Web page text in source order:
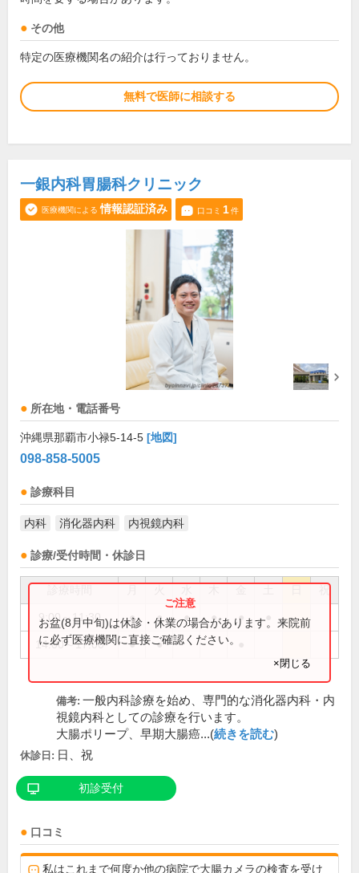
その他
特定の医療機関名の紹介は行っておりません。
無料で医師に相談する
一銀内科胃腸科クリニック
医療機関による 情報認証済み 口コミ 1件
所在地・電話番号
沖縄県那覇市小禄5-14-5 [地図]
098-858-5005
診療科目
内科 消化器内科 内視鏡内科
診療/受付時間・休診日
祝
9:00～11:30 ● ● ● ● ●
14:00～17:00 ● ●
お盆(8月中旬)は休診・休業の場合があります。来院前
に必ず医療機関に直接ご確認ください。
×閉じる
備考: 一般内科診療を始め、専門的な消化器内科・内
視鏡内科としての診療を行います。
大腸ポリープ、早期大腸癌...(続きを読む)
休診日: 日、祝
初診受付
口コミ
私はこれまで何度か他の病院で大腸カメラの検査を受け